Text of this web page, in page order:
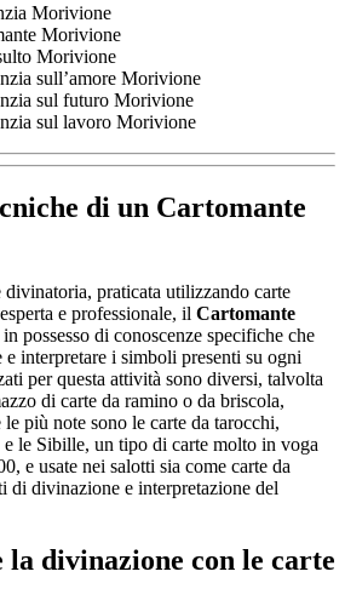
Morivione
Morivione
Morivione
sull’amore Morivione
sul futuro Morivione
sul lavoro Morivione
di un Cartomante
divinatoria, praticata utilizzando carte
e professionale, il Cartomante
possesso di conoscenze specifiche che
interpretare i simboli presenti su ogni
per questa attività sono diversi, talvolta
di carte da ramino o da briscola,
più note sono le carte da tarocchi,
e le Sibille, un tipo di carte molto in voga
e usate nei salotti sia come carte da
di divinazione e interpretazione del
la divinazione con le carte